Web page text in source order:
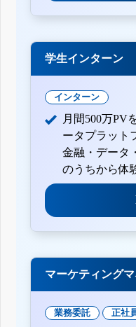
学生インターン
インターン
月間500万PV
ータプラット
金融・データ
のうちから体
マーケティング
業務委託 正社